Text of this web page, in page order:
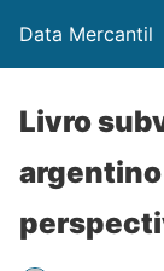
Data Mercantil
Livro
argentino